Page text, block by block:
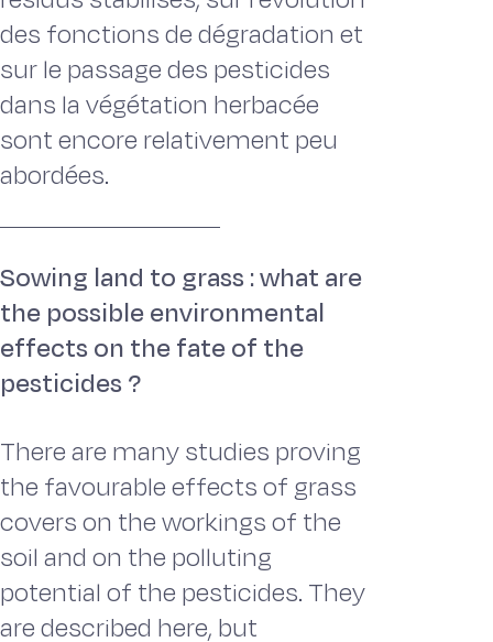
des fonctions de dégradation et
sur le passage des pesticides
dans la végétation herbacée
sont encore relativement peu
abordées.
Sowing land to grass : what are
the possible environmental
effects on the fate of the
pesticides ?
There are many studies proving
the favourable effects of grass
covers on the workings of the
soil and on the polluting
potential of the pesticides. They
are described here, but